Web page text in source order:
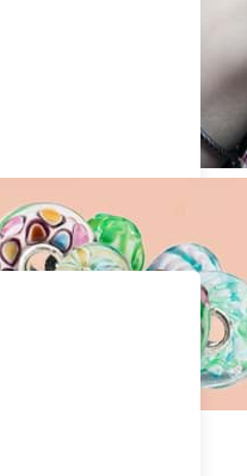
Alle Neuheiten 2023 -
2026